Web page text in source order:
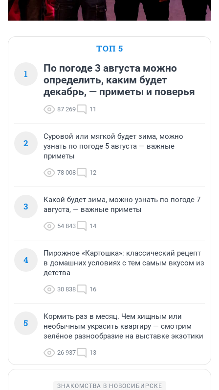
ТОП 5
1
По погоде 3 августа можно
определить, каким будет
декабрь, — приметы и поверья
87 269 11
2
Суровой или мягкой будет зима, можно
узнать по погоде 5 августа — важные
приметы
78 008 12
3
Какой будет зима, можно узнать по погоде 7
августа, — важные приметы
54 843 14
4
Пирожное «Картошка»: классический рецепт
в домашних условиях с тем самым вкусом из
детства
30 838 16
5
Кормить раз в месяц. Чем хищным или
необычным украсить квартиру — смотрим
зелёное разнообразие на выставке экзотики
26 937 13
ЗНАКОМСТВА В НОВОСИБИРСКЕ